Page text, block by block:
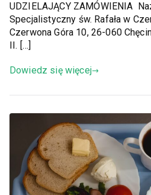
UDZIELAJĄCY ZAMÓWIENIA
Specjalistyczny św. Rafała w
Czerwona Góra 10, 26-060
II. […]
Dowiedz się więcej